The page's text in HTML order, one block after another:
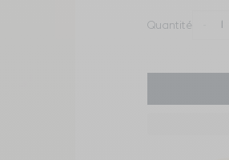
Quantité